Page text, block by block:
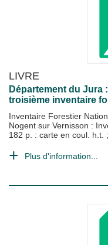
LIVRE
Département du Jura
troisième inventaire
Inventaire Forestier
Nogent sur Vernisson :
182 p. : carte en coul. h.t.
Plus d'information...